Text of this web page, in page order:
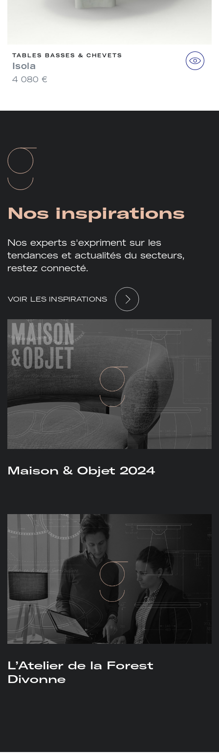
TABLES BASSES & CHEVETS
Isola
4 080 €
Nos inspirations
Nos experts s'expriment sur les
tendances et actualités du secteurs,
restez connecté.
VOIR LES INSPIRATIONS
Maison & Objet 2024
L’Atelier de la Forest
Divonne